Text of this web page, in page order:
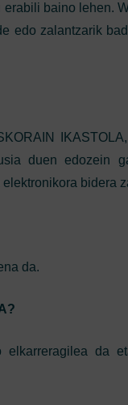
baino lehen.
edo zalantzarik
duen edozein
bidera
da.
da